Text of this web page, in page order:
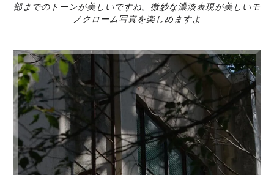
部までのトーンが美しいですね。微妙な濃淡表現が美しいモ
ノクローム写真を楽しめますよ